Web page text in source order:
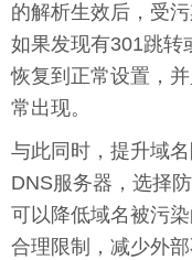
的解析生效后，受
如果发现有301跳转
恢复到正常设置，
常出现。
与此同时，提升域
DNS服务器，选择
可以降低域名被污
合理限制，减少外